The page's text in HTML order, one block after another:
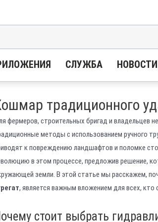
СЛУЖБА НОВОСТИ
традиционного
фермеров, строительных бригад и владельцев
методы с использованием ручного
к повреждению ландшафтов и поломке
в этом процессе, предложив решение,
земли. В этой статье мы расскажем,
, является важным вложением для всех, кто
стоит выбрать